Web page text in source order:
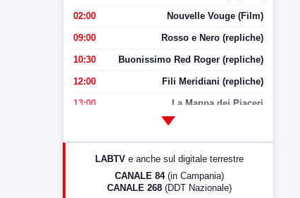
02:00 Nouvelle Vouge (Film)
09:00 Rosso e Nero (repliche)
10:30 Buonissimo Red Roger (repliche)
12:00 Fili Meridiani (repliche)
13:00 La Mappa dei Piaceri
LabNews (Diretta)
LABTV e anche sul digitale terrestre
CANALE 84 (in Campania)
CANALE 268 (DDT Nazionale)